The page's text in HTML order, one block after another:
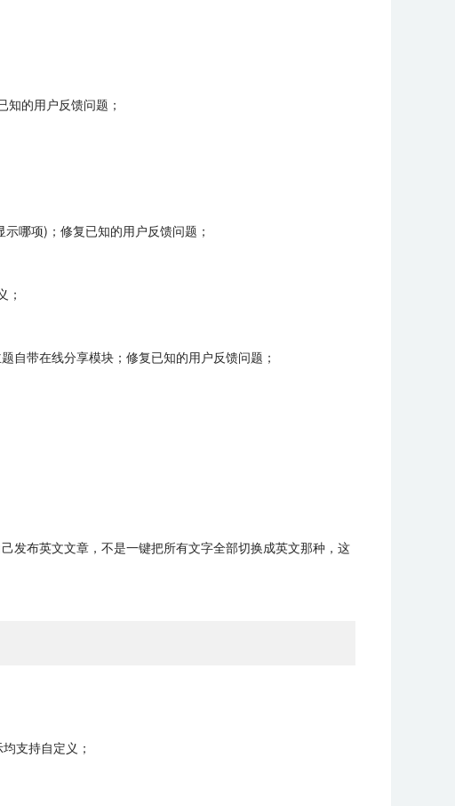
的用户反馈问题；
哪项)；修复已知的用户反馈问题；
；
自带在线分享模块；修复已知的用户反馈问题；
发布英文文章，不是一键把所有文字全部切换成英文那种，这
支持自定义；